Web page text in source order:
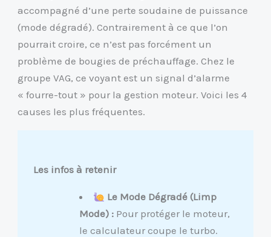
accompagné d’une perte soudaine de puissance
(mode dégradé). Contrairement à ce que l’on
pourrait croire, ce n’est pas forcément un
problème de bougies de préchauffage. Chez le
groupe VAG, ce voyant est un signal d’alarme
« fourre-tout » pour la gestion moteur. Voici les 4
causes les plus fréquentes.
Les infos à retenir
Le Mode Dégradé (Limp
Mode) :Pour protéger le moteur,
le calculateur coupe le turbo.